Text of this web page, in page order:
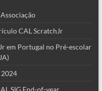
CAL ScratchJr
em Portugal no Pré-escolar
SIG End-of-year